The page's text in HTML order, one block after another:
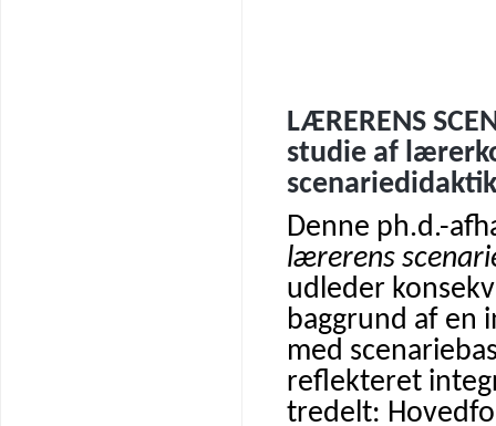
LÆRERENS
studie af
Denne ph.d.-
lærerens
udleder
baggrund af en
med
reflekteret
tredelt: